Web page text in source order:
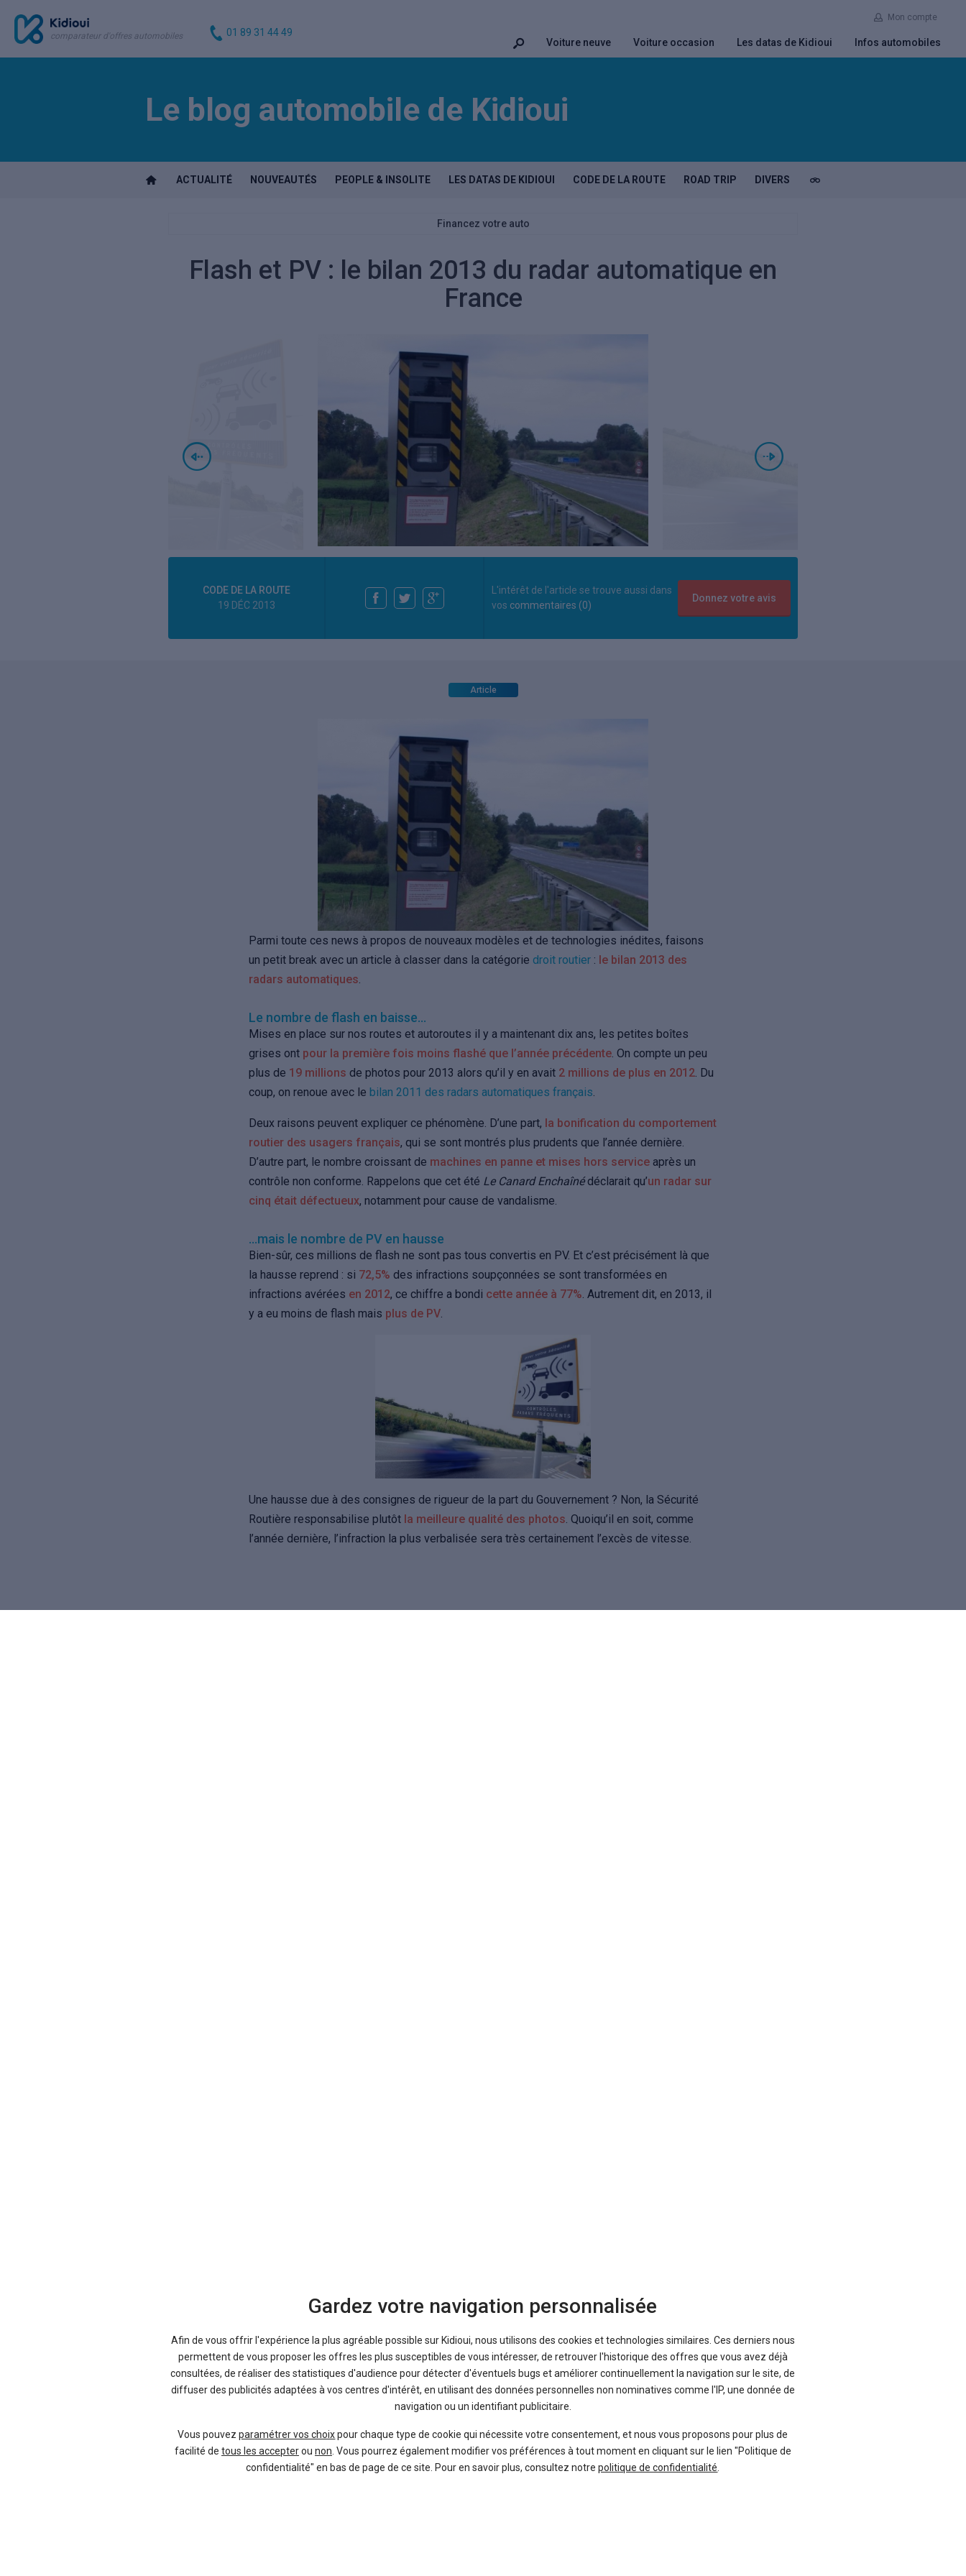
comparateur d'offres automobiles 01 89 31 44 49
Mon compte
Voiture neuve Voiture occasion Les datas de Kidioui Infos automobiles
Le blog automobile de Kidioui
ACTUALITÉ NOUVEAUTÉS PEOPLE & INSOLITE LES DATAS DE KIDIOUI CODE DE LA ROUTE ROAD TRIP DIVERS
Financez votre auto
Flash et PV : le bilan 2013 du radar automatique en
France
CODE DE LA ROUTE
19 DÉC 2013
L'intérêt de l'article se trouve aussi dans
vos commentaires (0)
Article
Parmi toute ces news à propos de nouveaux modèles et de technologies inédites, faisons
un petit break avec un article à classer dans la catégorie droit routier : le bilan 2013 des
radars automatiques.
Le nombre de flash en baisse…
Mises en place sur nos routes et autoroutes il y a maintenant dix ans, les petites boîtes
grises ont pour la première fois moins flashé que l’année précédente. On compte un peu
plus de 19 millions de photos pour 2013 alors qu’il y en avait 2 millions de plus en 2012. Du
coup, on renoue avec le bilan 2011 des radars automatiques français.
Deux raisons peuvent expliquer ce phénomène. D’une part, la bonification du comportement
routier des usagers français, qui se sont montrés plus prudents que l’année dernière.
D’autre part, le nombre croissant de machines en panne et mises hors service après un
contrôle non conforme. Rappelons que cet été Le Canard Enchaînédéclarait qu’un radar sur
cinq était défectueux, notamment pour cause de vandalisme.
…mais le nombre de PV en hausse
Bien-sûr, ces millions de flash ne sont pas tous convertis en PV. Et c’est précisément là que
la hausse reprend : si 72,5% des infractions soupçonnées se sont transformées en
infractions avérées en 2012, ce chiffre a bondi cette année à 77%. Autrement dit, en 2013, il
y a eu moins de flash mais plus de PV.
Une hausse due à des consignes de rigueur de la part du Gouvernement ? Non, la Sécurité
Routière responsabilise plutôt la meilleure qualité des photos. Quoiqu’il en soit, comme
l’année dernière, l’infraction la plus verbalisée sera très certainement l’excès de vitesse.
Bons plans
Neuf -11 %
DACIA
Duster
Neuf -17 %
TOYOTA
Yaris Cross
Neuf -39 %
MG
MG4
Gardez votre navigation personnalisée
Afin de vous offrir l'expérience la plus agréable possible sur Kidioui, nous utilisons des cookies et technologies similaires. Ces derniers nous
permettent de vous proposer les offres les plus susceptibles de vous intéresser, de retrouver l'historique des offres que vous avez déjà
consultées, de réaliser des statistiques d'audience pour détecter d'éventuels bugs et améliorer continuellement la navigation sur le site, de
diffuser des publicités adaptées à vos centres d'intérêt, en utilisant des données personnelles non nominatives comme l'IP, une donnée de
navigation ou un identifiant publicitaire.
Vous pouvezparamétrer vos choixpour chaque type de cookie qui nécessite votre consentement, et nous vous proposons pour plus de
facilité de tous les accepterou non . Vous pourrez également modifier vos préférences à tout moment en cliquant sur le lien "Politique de
confidentialité" en bas de page de ce site. Pour en savoir plus, consultez notrepolitique de confidentialité